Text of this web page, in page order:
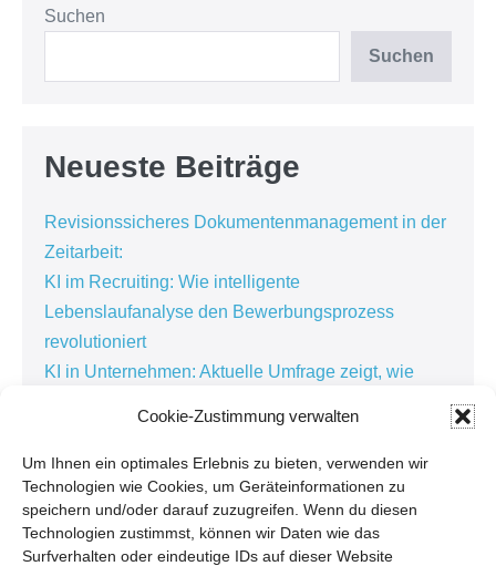
Cookie-Zustimmung verwalten
Um Ihnen ein optimales Erlebnis zu bieten, verwenden wir
Technologien wie Cookies, um Geräteinformationen zu
speichern und/oder darauf zuzugreifen. Wenn du diesen
Technologien zustimmst, können wir Daten wie das
Surfverhalten oder eindeutige IDs auf dieser Website
Suchen
Suchen
Neueste Beiträge
Revisionssicheres Dokumentenmanagement in der
Zeitarbeit:
KI im Recruiting: Wie intelligente
Lebenslaufanalyse den Bewerbungsprozess
revolutioniert
KI in Unternehmen: Aktuelle Umfrage zeigt, wie
Kundenorientierte Softwareentwicklung in der
Personaldienstleistung: Warum die besten
Lösungen im Alltag entstehen
Kundenbindung in der Personaldienstleistung:
Warum Zuhören der Schlüssel zur erfolgreichen